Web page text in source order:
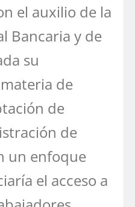
el auxilio de la
Bancaria y de
su
de
de
de
un enfoque
el acceso a